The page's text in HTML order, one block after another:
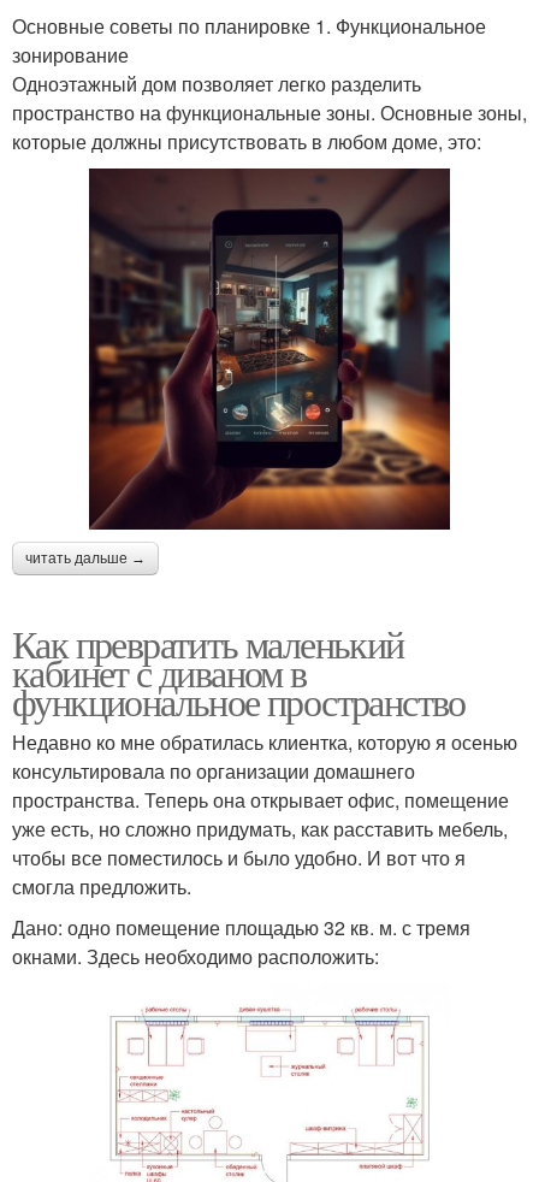
Основные советы по планировке 1. Функциональное
зонирование
Одноэтажный дом позволяет легко разделить
пространство на функциональные зоны. Основные зоны,
которые должны присутствовать в любом доме, это:
читать дальше →
Как превратить маленький
кабинет с диваном в
функциональное пространство
Недавно ко мне обратилась клиентка, которую я осенью
консультировала по организации домашнего
пространства. Теперь она открывает офис, помещение
уже есть, но сложно придумать, как расставить мебель,
чтобы все поместилось и было удобно. И вот что я
смогла предложить.
Дано: одно помещение площадью 32 кв. м. с тремя
окнами. Здесь необходимо расположить: